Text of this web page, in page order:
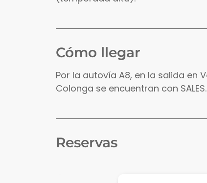
Cómo llegar
Por la autovía A8, en la salida en
Colonga se encuentran con SALES.
Reservas